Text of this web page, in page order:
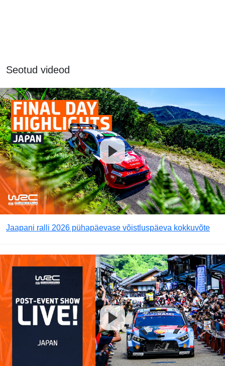
Seotud videod
Jaapani ralli 2026 pühapäevase võistluspäeva kokkuvõte